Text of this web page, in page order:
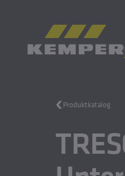
MENÜ
Gusstechnik
Walzprodukte
DE| AT Sprachwechsler
Produktkatalog